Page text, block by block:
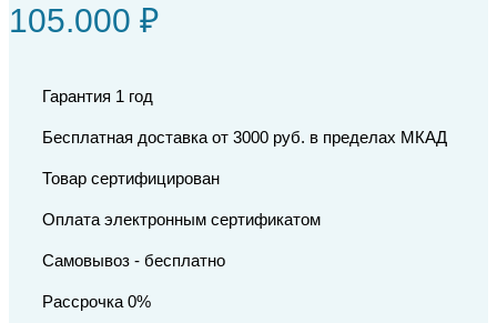
105.000 ₽
Гарантия 1 год
Бесплатная доставка от 3000 руб. в пределах МКАД
Товар сертифицирован
Оплата электронным сертификатом
Самовывоз - бесплатно
Рассрочка 0%